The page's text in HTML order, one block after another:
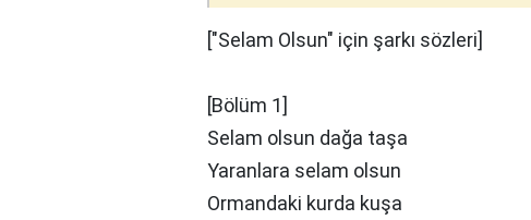
["Selam Olsun" için şarkı sözleri]
[Bölüm 1]
Selam olsun dağa taşa
Yaranlara selam olsun
Ormandaki kurda kuşa